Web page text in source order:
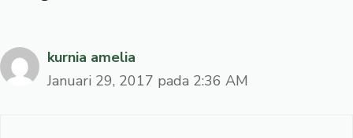
kurnia amelia
Januari 29, 2017 pada 2:36 AM